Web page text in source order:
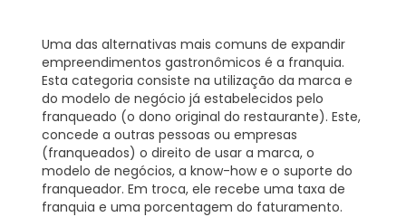
Uma das alternativas mais comuns de expandir
empreendimentos gastronômicos é a franquia.
Esta categoria consiste na utilização da marca e
do modelo de negócio já estabelecidos pelo
franqueado (o dono original do restaurante). Este,
concede a outras pessoas ou empresas
(franqueados) o direito de usar a marca, o
modelo de negócios, a know-how e o suporte do
franqueador. Em troca, ele recebe uma taxa de
franquia e uma porcentagem do faturamento.